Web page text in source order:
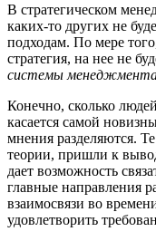
В стратегическом
каких-то других не
подходам. По мере
стратегия, на нее не
системы
Конечно, сколько
касается самой
мнения разделяются.
теории, пришли к
дает возможность
главные направления
взаимосвязи во
удовлетворить